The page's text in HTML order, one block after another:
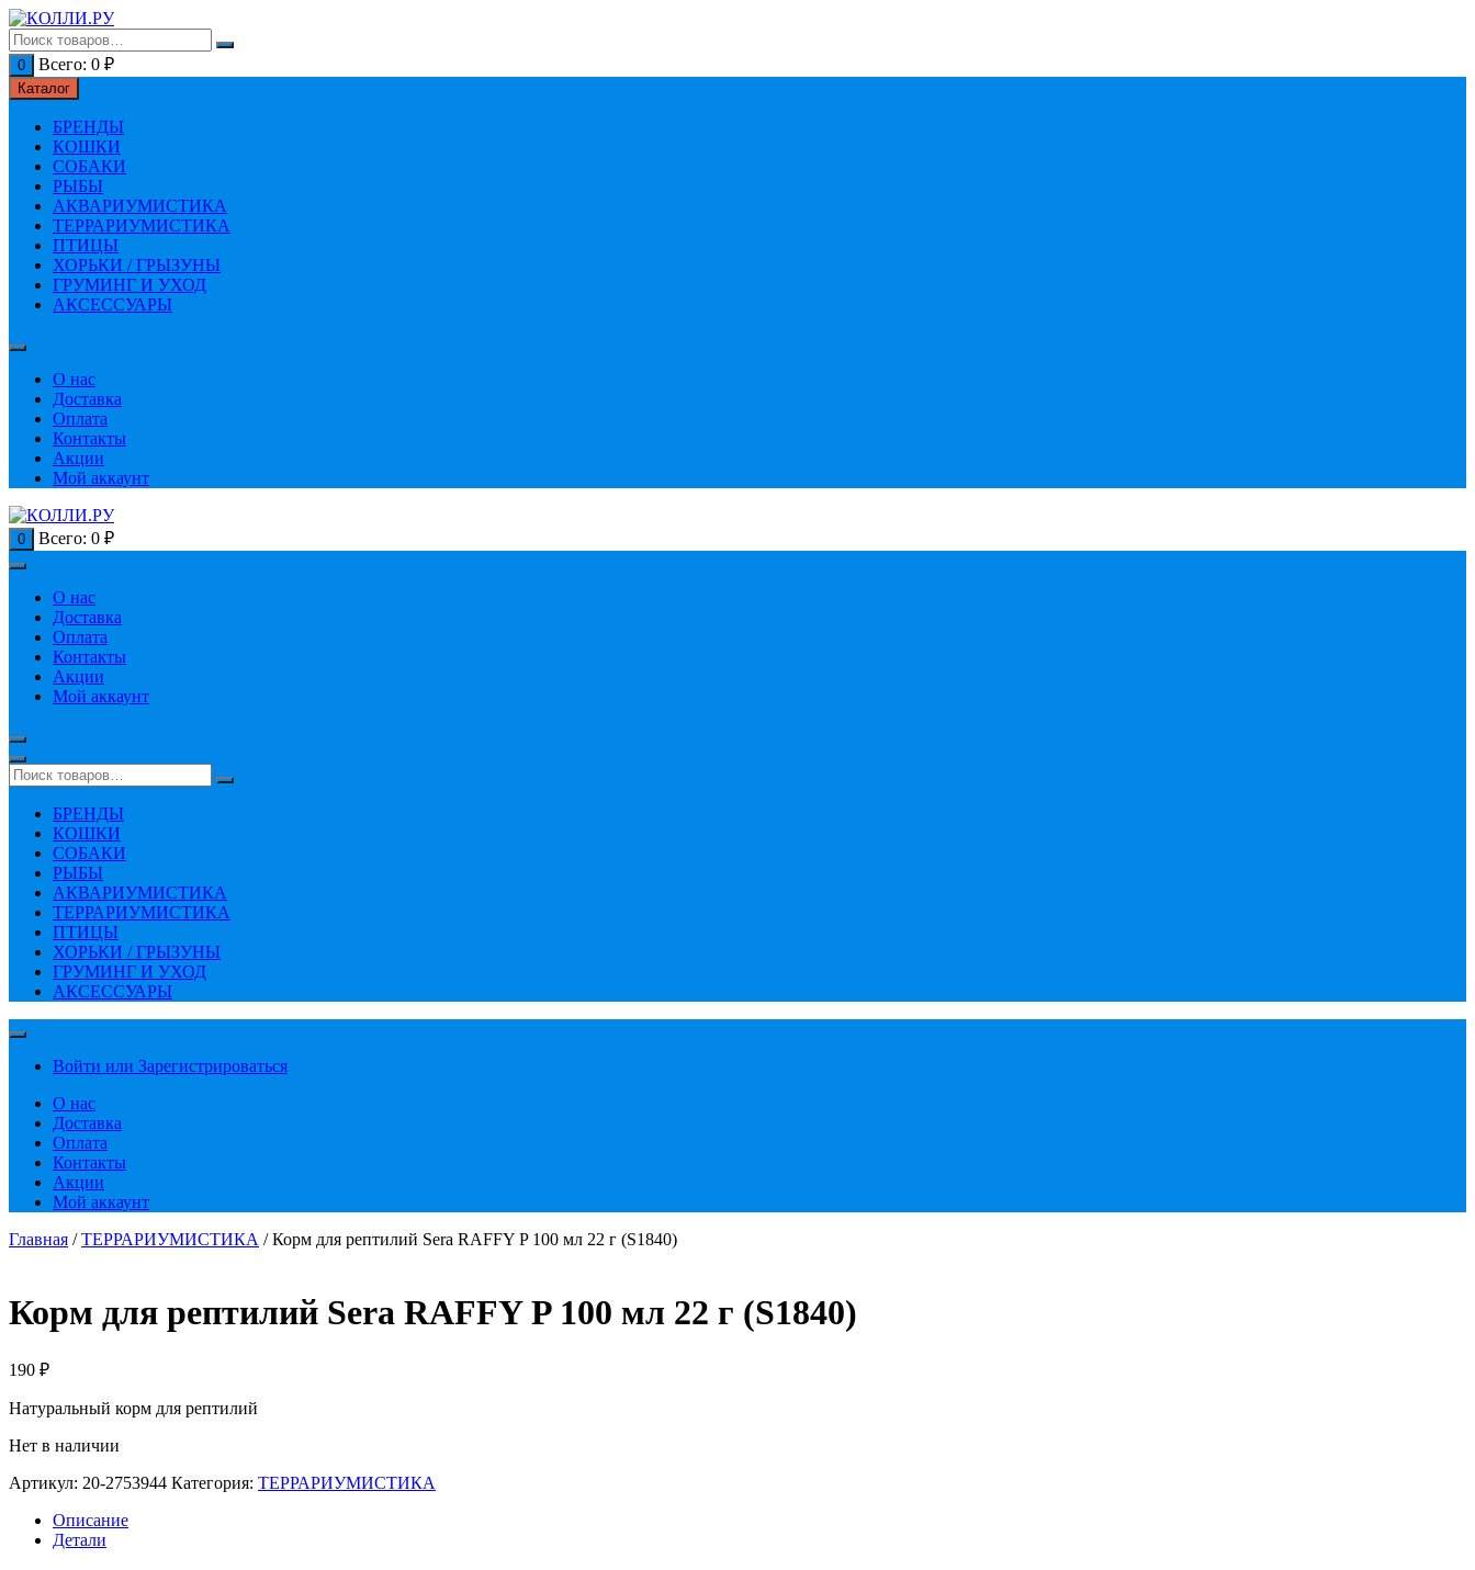
Перейти
к
содержимому
0 Всего: 0 ₽
Каталог
БРЕНДЫ
КОШКИ
СОБАКИ
РЫБЫ
АКВАРИУМИСТИКА
ТЕРРАРИУМИСТИКА
ПТИЦЫ
ХОРЬКИ / ГРЫЗУНЫ
ГРУМИНГ И УХОД
АКСЕССУАРЫ
О нас
Доставка
Оплата
Контакты
Акции
Мой аккаунт
0 Всего: 0 ₽
О нас
Доставка
Оплата
Контакты
Акции
Мой аккаунт
БРЕНДЫ
КОШКИ
СОБАКИ
РЫБЫ
АКВАРИУМИСТИКА
ТЕРРАРИУМИСТИКА
ПТИЦЫ
ХОРЬКИ / ГРЫЗУНЫ
ГРУМИНГ И УХОД
АКСЕССУАРЫ
Войти или Зарегистрироваться
О нас
Доставка
Оплата
Контакты
Акции
Мой аккаунт
Главная /ТЕРРАРИУМИСТИКА / Корм для рептилий Sera RAFFY P 100 мл 22 г (S1840)
Корм для рептилий Sera RAFFY P 100 мл 22 г (S1840)
190 ₽
Натуральный корм для рептилий
Нет в наличии
Артикул: 20-2753944 Категория: ТЕРРАРИУМИСТИКА
Описание
Детали